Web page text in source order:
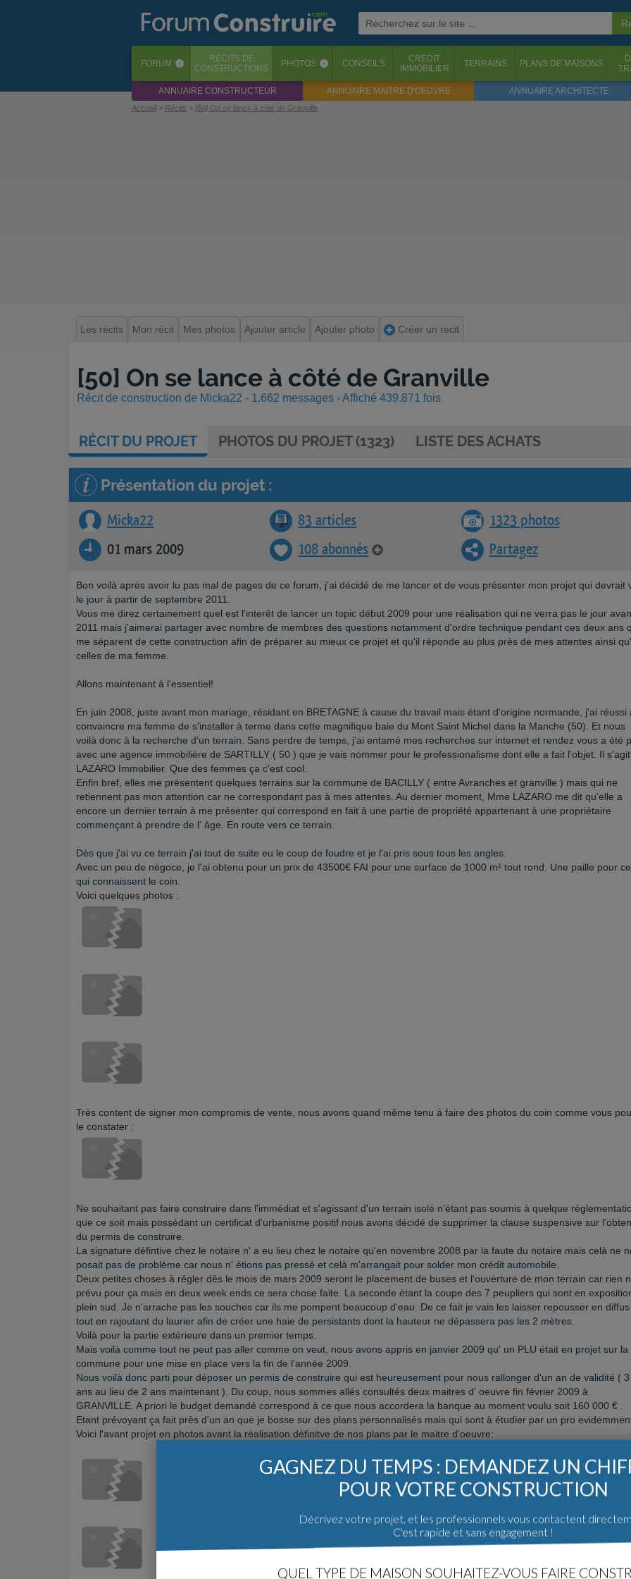
FORUM ‹ RÉCITS DE
CONSTRUCTIONS
PHOTOS ‹ CONSEILS
CRÉDIT
IMMOBILIER
TERRAINS PLANS DE MAISONS
ANNUAIRE CONSTRUCTEUR ANNUAIRE MAITRE D'OEUVRE ANNUAIRE ARCHITECTE
Accueil Récits [50] On se lance à côté de Granville
Les récits Mon récit Mes photos Ajouter article Ajouter photo Créer un recit
[50] On se lance à côté de Granville
Récit de construction de Micka22 - 1.662 messages - Affiché 439.871 fois
RÉCITDU PROJET PHOTOS DU PROJET (1323) LISTE DES ACHATS
Présentation du projet :
Micka22 83 articles
1323 photos
01 mars 2009
108 abonnés Partagez
Bon voilà après avoir lu pas mal de pages de ce forum, j'ai décidé de me lancer et de vous présenter mon projet qui devrait
le jour à partir de septembre 2011.
Vous me direz certainement quel est l'interêt de lancer un topic début 2009 pour une réalisation qui ne verra pas le jour
2011 mais j'aimerai partager avec nombre de membres des questions notamment d'ordre technique pendant ces deux ans
me séparent de cette construction afin de préparer au mieux ce projet et qu'il réponde au plus près de mes attentes ainsi
celles de ma femme.
Allons maintenant à l'essentiel!
En juin 2008, juste avant mon mariage, résidant en BRETAGNE à cause du travail mais étant d'origine normande, j'ai réussi
convaincre ma femme de s'installer à terme dans cette magnifique baie du Mont Saint Michel dans la Manche (50). Et nous
voilà donc à la recherche d'un terrain. Sans perdre de temps, j'ai entamé mes recherches sur internet et rendez vous a été
avec une agence immobilière de SARTILLY ( 50 ) que je vais nommer pour le professionalisme dont elle a fait l'objet. Il
LAZARO Immobilier. Que des femmes ça c'est cool.
Enfin bref, elles me présentent quelques terrains sur la commune de BACILLY ( entre Avranches et granville ) mais qui ne
retiennent pas mon attention car ne correspondant pas à mes attentes. Au dernier moment, Mme LAZARO me dit qu'elle a
encore un dernier terrain à me présenter qui correspond en fait à une partie de propriété appartenant à une propriétaire
commençant à prendre de l' âge. En route vers ce terrain.
Dès que j'ai vu ce terrain j'ai tout de suite eu le coup de foudre et je l'ai pris sous tous les angles.
Avec un peu de négoce, je l'ai obtenu pour un prix de 43500€ FAI pour une surface de 1000 m² tout rond. Une paille pour
qui connaissent le coin.
Voici quelques photos :
Très content de signer mon compromis de vente, nous avons quand même tenu à faire des photos du coin comme vous
le constater :
Ne souhaitant pas faire construire dans l'immédiat et s'agissant d'un terrain isolé n'étant pas soumis à quelque
que ce soit mais possédant un certificat d'urbanisme positif nous avons décidé de supprimer la clause suspensive sur
du permis de construire.
La signature défintive chez le notaire n' a eu lieu chez le notaire qu'en novembre 2008 par la faute du notaire mais celà ne
posait pas de problème car nous n' étions pas pressé et celà m'arrangait pour solder mon crédit automobile.
Deux petites choses à régler dès le mois de mars 2009 seront le placement de buses et l'ouverture de mon terrain car rien
prévu pour ça mais en deux week ends ce sera chose faite. La seconde étant la coupe des 7 peupliers qui sont en
plein sud. Je n'arrache pas les souches car ils me pompent beaucoup d'eau. De ce fait je vais les laisser repousser en diffus
tout en rajoutant du laurier afin de créer une haie de persistants dont la hauteur ne dépassera pas les 2 mètres.
Voilà pour la partie extérieure dans un premier temps.
Mais voilà comme tout ne peut pas aller comme on veut, nous avons appris en janvier 2009 qu' un PLU était en projet sur la
commune pour une mise en place vers la fin de l'année 2009.
Nous voilà donc parti pour déposer un permis de construire qui est heureusement pour nous rallonger d'un an de validité ( 3
ans au lieu de 2 ans maintenant ). Du coup, nous sommes allés consultés deux maitres d' oeuvre fin février 2009 à
GRANVILLE. A priori le budget demandé correspond à ce que nous accordera la banque au moment voulu soit 160 000 € .
Etant prévoyant ça fait près d'un an que je bosse sur des plans personnalisés mais qui sont à étudier par un pro
Voici l'avant projet en photos avant la réalisation définitve de nos plans par le maitre d'oeuvre:
GAGNEZ DU TEMPS : DEMANDEZ UN
POUR VOTRE CONSTRUCTION
Décrivez votre projet, et les professionnels vous contactent
C'est rapide et sans engagement !
QUEL TYPE DE MAISON SOUHAITEZ-VOUS FAIRE